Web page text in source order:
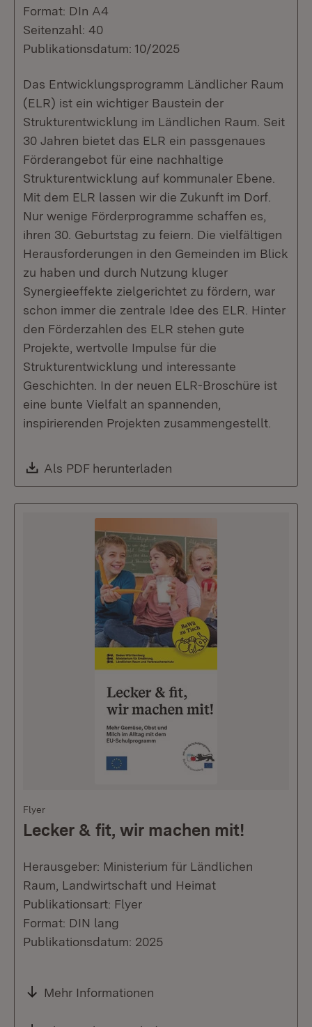
Format: DIn A4
Seitenzahl: 40
Publikationsdatum: 10/2025
Das Entwicklungsprogramm Ländlicher Raum
(ELR) ist ein wichtiger Baustein der
Strukturentwicklung im Ländlichen Raum. Seit
30 Jahren bietet das ELR ein passgenaues
Förderangebot für eine nachhaltige
Strukturentwicklung auf kommunaler Ebene.
Mit dem ELR lassen wir die Zukunft im Dorf.
Nur wenige Förderprogramme schaffen es,
ihren 30. Geburtstag zu feiern. Die vielfältigen
Herausforderungen in den Gemeinden im Blick
zu haben und durch Nutzung kluger
Synergieeffekte zielgerichtet zu fördern, war
schon immer die zentrale Idee des ELR. Hinter
den Förderzahlen des ELR stehen gute
Projekte, wertvolle Impulse für die
Strukturentwicklung und interessante
Geschichten. In der neuen ELR-Broschüre ist
eine bunte Vielfalt an spannenden,
inspirierenden Projekten zusammengestellt.
Download:
Als PDF herunterladen
Flyer
Lecker & fit, wir machen mit!
Herausgeber: Ministerium für Ländlichen
Raum, Landwirtschaft und Heimat
Publikationsart: Flyer
Format: DIN lang
Publikationsdatum: 2025
Mehr Informationen